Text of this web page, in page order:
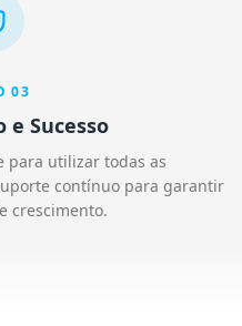
03
Sucesso
para utilizar todas as
contínuo para garantir
crescimento.